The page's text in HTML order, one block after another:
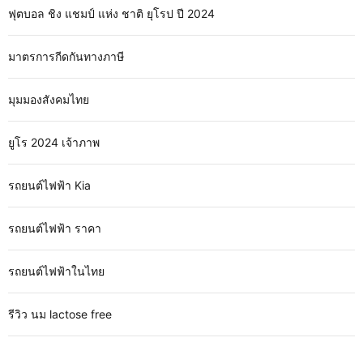
ฟุตบอล ชิง แชมป์ แห่ง ชาติ ยุโรป ปี 2024
มาตรการกีดกันทางภาษี
มุมมองสังคมไทย
ยูโร 2024 เจ้าภาพ
รถยนต์ไฟฟ้า Kia
รถยนต์ไฟฟ้า ราคา
รถยนต์ไฟฟ้าในไทย
รีวิว นม lactose free